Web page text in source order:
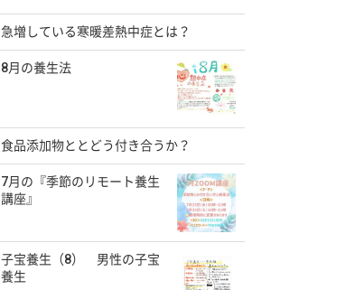
急増している寒暖差熱中症とは？
8月の養生法
食品添加物ととどう付き合うか？
7月の『季節のリモート養生
講座』
子宝養生（8） 男性の子宝
養生